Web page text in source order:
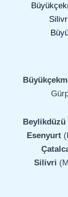
Beylikdüzü
Esenyurt
Silivri